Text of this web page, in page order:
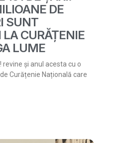
DE
SUNT
CURĂȚENIE
LUME
revine și anul acesta cu o
Curățenie Națională care